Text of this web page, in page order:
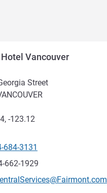
Vancouver
Street
-123.12
684-3131
662-1929